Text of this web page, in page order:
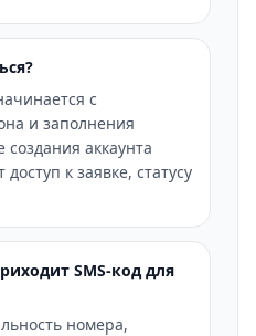
с
и заполнения
аккаунта
к заявке, статусу
SMS-код для
номера,